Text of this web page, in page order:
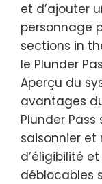
et d’ajouter
personnage
sections in
le Plunder
Aperçu du
avantages
Plunder
saisonnier et
d’éligibilité
déblocables